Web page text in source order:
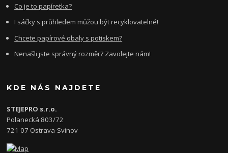
Co je to papíretka?
I sáčky s průhledem můžou být recyklovatelné!
Chcete papírové obaly s potiskem?
Nenašli jste správný rozměr? Zavolejte nám!
KDE NÁS NAJDETE
STEJEPRO s.r.o.
Polanecká 803/72
721 07 Ostrava-Svinov